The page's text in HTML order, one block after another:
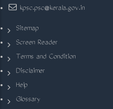
kpsc.psc@kerala.gov.in
Sitemap
Screen Reader
Terms and Condition
Disclaimer
Help
Glossary